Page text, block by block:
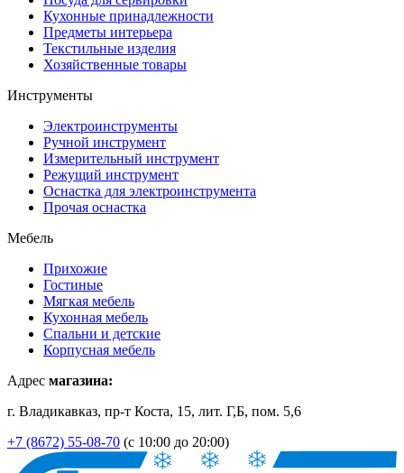
Кухонные принадлежности
Предметы интерьера
Текстильные изделия
Хозяйственные товары
Инструменты
Электроинструменты
Ручной инструмент
Измерительный инструмент
Режущий инструмент
Оснастка для электроинструмента
Прочая оснастка
Мебель
Прихожие
Гостиные
Мягкая мебель
Кухонная мебель
Спальни и детские
Корпусная мебель
Адрес магазина:
г. Владикавказ, пр-т Коста, 15, лит. Г,Б, пом. 5,6
+7 (8672) 55-08-70 (с 10:00 до 20:00)